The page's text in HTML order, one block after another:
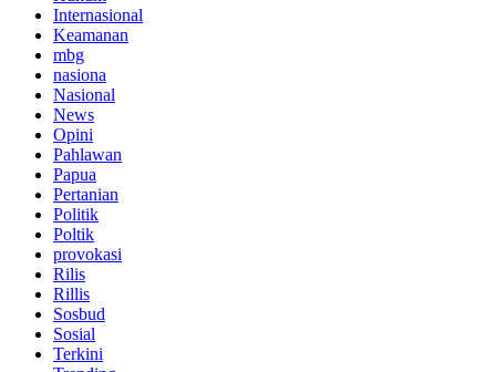
Internasional
Keamanan
mbg
nasiona
Nasional
News
Opini
Pahlawan
Papua
Pertanian
Politik
Poltik
provokasi
Rilis
Rillis
Sosbud
Sosial
Terkini